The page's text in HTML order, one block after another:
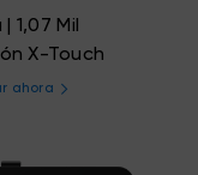
1,07 Mil
X-Touch
ahora